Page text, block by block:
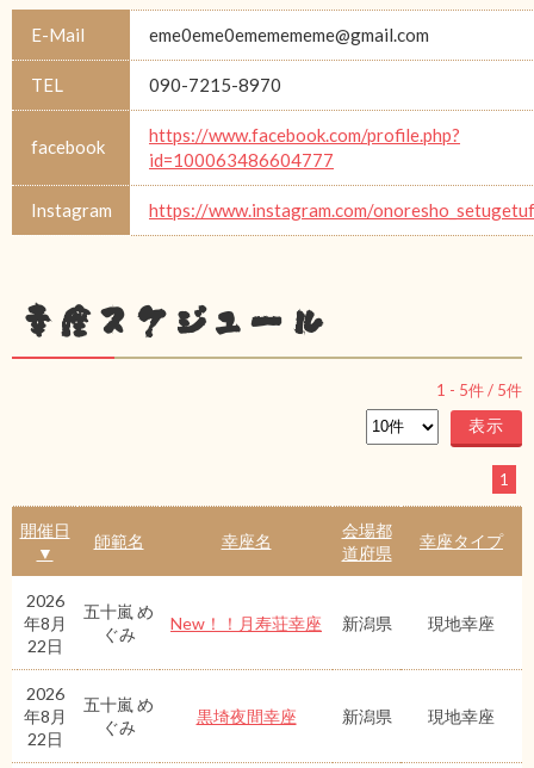
E-Mail eme0eme0ememememe@gmail.com
TEL 090-7215-8970
facebook
https://www.facebook.com/profile.php?
id=100063486604777
Instagram https://www.instagram.com/
幸座スケジュール
1 - 5件 / 5件
1
開催日
▼
師範名 幸座名
会場都
道府県
幸座タイプ
2026
年8月
22日
五十嵐 め
ぐみ
New！！月寿荘幸座 新潟県 現地幸座
2026
年8月
22日
五十嵐 め
ぐみ
黒埼夜間幸座 新潟県 現地幸座